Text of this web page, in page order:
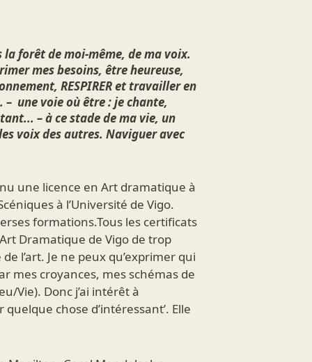
la forêt de moi-même, de ma voix.
mes besoins, être heureuse,
RESPIRER et travailler en
une voie où être : je chante,
– à ce stade de ma vie, un
voix des autres. Naviguer avec
une licence en Art dramatique à
à l’Université de Vigo.
formations.Tous les certificats
Dramatique de Vigo de trop
l’art. Je ne peux qu’exprimer qui
mes croyances, mes schémas de
Vie). Donc j’ai intérêt à
chose d’intéressant’. Elle